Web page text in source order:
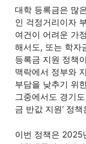
대학 등록금은 많
인 걱정거리이자
여건이 어려운 가
해서도, 또는 학자
등록금 지원 정책
맥락에서 정부와
부담을 낮추기 위
그중에서도 경기
금 반값 지원’ 정
이번 정책은 2025